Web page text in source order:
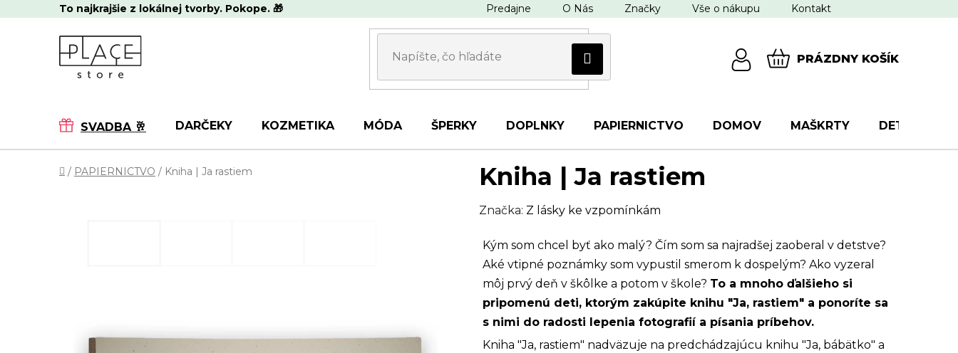
na
To najkrajšie z lokálnej tvorby. Pokope. 🎁 Predajne O Nás Značky Vše o nákupu Kontakt
PRÁZDNY KOŠÍK
SVADBA 🥂 DARČEKY KOZMETIKA MÓDA ŠPERKY DOPLNKY PAPIERNICTVO DOMOV MAŠKRTY DETI
Domov
/ PAPIERNICTVO / Kniha | Ja rastiem Kniha | Ja rastiem
Značka: Z lásky ke vzpomínkám
Kým som chcel byť ako malý? Čím som sa najradšej zaoberal v detstve?
Aké vtipné poznámky som vypustil smerom k dospelým? Ako vyzeral
môj prvý deň v škôlke a potom v škole? To a mnoho ďalšieho si
pripomenú deti, ktorým zakúpite knihu "Ja, rastiem" a ponoríte sa
s nimi do radosti lepenia fotografií a písania príbehov.
Kniha "Ja, rastiem" nadväzuje na predchádzajúcu knihu "Ja, bábätko" a